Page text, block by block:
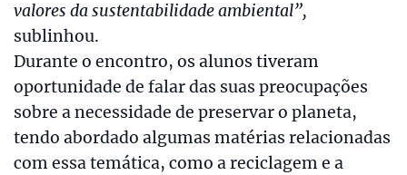
valores da sustentabilidade ambiental”,
sublinhou.
Durante o encontro, os alunos tiveram
oportunidade de falar das suas preocupações
sobre a necessidade de preservar o planeta,
tendo abordado algumas matérias relacionadas
com essa temática, como a reciclagem e a